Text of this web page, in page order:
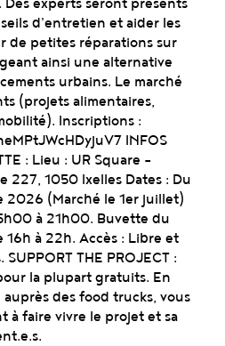
d'entretien et aider les
de petites réparations sur
ainsi une alternative
urbains. Le marché
(projets alimentaires,
Inscriptions :
INFOS
: Lieu : UR Square -
227, 1050 Ixelles Dates : Du
2026 (Marché le 1er juillet)
à 21h00. Buvette du
16h à 22h. Accès : Libre et
THE PROJECT :
la plupart gratuits. En
des food trucks, vous
à faire vivre le projet et sa